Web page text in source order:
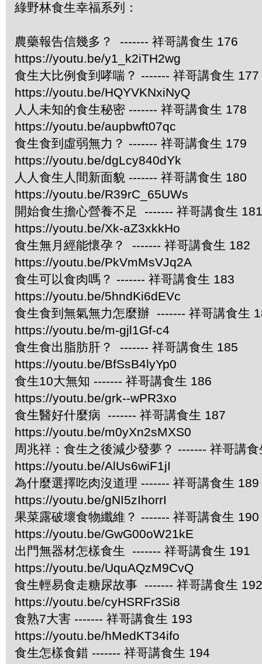
綠野林食生幸福系列：
農藥報告信幾多？ ------- 祥哥講食生 176
https://youtu.be/y1_k2iTH2wg
食生大比例食到哮喘？ ------- 祥哥講食生 177
https://youtu.be/HQYVKNxiNyQ
人人未知的食生秘密 ------- 祥哥講食生 178
https://youtu.be/aupbwft07qc
食生食到虛弱無力？ ------- 祥哥講食生 179
https://youtu.be/dgLcy840dYk
人人食生人間新面貌 ------- 祥哥講食生 180
https://youtu.be/R39rC_65UWs
開始食生擔心營養不足 ------- 祥哥講食生 181
https://youtu.be/Xk-aZ3xkkHo
食生無月經能懷孕？ ------- 祥哥講食生 182
https://youtu.be/PkVmMsVJq2A
食生可以食肉嗎？ ------- 祥哥講食生 183
https://youtu.be/5hndKi6dEVc
食生食到無氣無力怎麼辦 ------- 祥哥講食生
https://youtu.be/m-gjl1Gf-c4
食生食出脂肪肝？ ------- 祥哥講食生 185
https://youtu.be/BfSsB4lyYp0
食生10大無知 ------- 祥哥講食生 186
https://youtu.be/grk--wPR3xo
食生醫好什麼病 ------- 祥哥講食生 187
https://youtu.be/m0yXn2sMXS0
周兆祥：食生之後減少發夢？ ------- 祥哥講
https://youtu.be/AlUs6wiF1jI
為什麼選擇吃肉沒道理 ------- 祥哥講食生 189
https://youtu.be/gNI5zIhorrI
果菜露破壞食物纖維？ ------- 祥哥講食生 190
https://youtu.be/GwG00oW21kE
出門無器材怎樣食生 ------- 祥哥講食生 191
https://youtu.be/UquAQzM9CvQ
食生輕易食走糖尿故事 ------- 祥哥講食生 192
https://youtu.be/cyHSRFr3Si8
食熟7大害 ------- 祥哥講食生 193
https://youtu.be/hMedKT34ifo
食生怎樣食錯 ------- 祥哥講食生 194